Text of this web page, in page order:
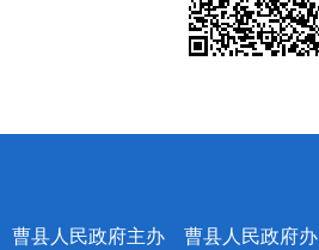
曹县人民政府主办 曹县人民政府办